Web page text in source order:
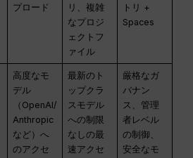
プロード
リ、複雑
なプロジ
ェクトフ
ァイル
トリ +
Spaces
高度なモ
デル
（OpenAI/
Anthropic
など）へ
のアクセ
最新のト
ップクラ
スモデル
への制限
なしの最
速アクセ
厳格なガ
バナン
ス、管理
者レベル
の制御、
安全なモ